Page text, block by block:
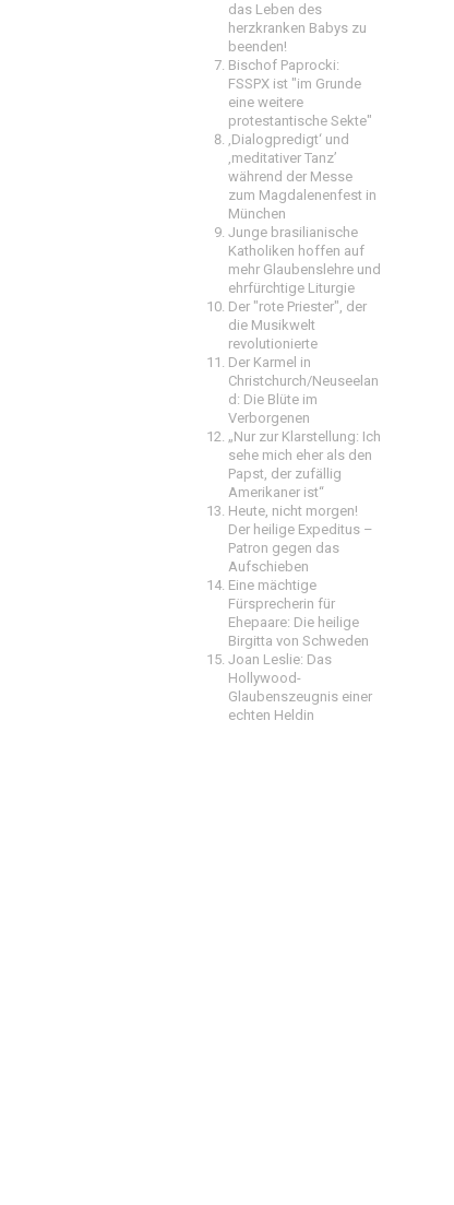
das Leben des
herzkranken Babys zu
beenden!
Bischof Paprocki:
FSSPX ist "im Grunde
eine weitere
protestantische Sekte"
‚Dialogpredigt‘ und
‚meditativer Tanz’
während der Messe
zum Magdalenenfest in
München
Junge brasilianische
Katholiken hoffen auf
mehr Glaubenslehre und
ehrfürchtige Liturgie
Der "rote Priester", der
die Musikwelt
revolutionierte
Der Karmel in
Christchurch/Neuseelan
d: Die Blüte im
Verborgenen
„Nur zur Klarstellung: Ich
sehe mich eher als den
Papst, der zufällig
Amerikaner ist“
Heute, nicht morgen!
Der heilige Expeditus –
Patron gegen das
Aufschieben
Eine mächtige
Fürsprecherin für
Ehepaare: Die heilige
Birgitta von Schweden
Joan Leslie: Das
Hollywood-
Glaubenszeugnis einer
echten Heldin